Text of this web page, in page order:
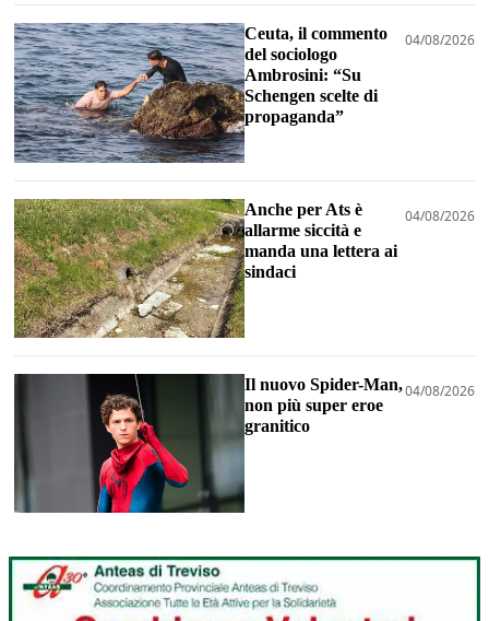
Ceuta, il commento
del sociologo
Ambrosini: “Su
Schengen scelte di
propaganda”
04/08/2026
Anche per Ats è
allarme siccità e
manda una lettera ai
sindaci
04/08/2026
Il nuovo Spider-Man,
non più super eroe
granitico
04/08/2026